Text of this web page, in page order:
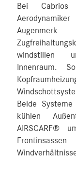
Bei
windstillen
Innenraum.
Beide
kühlen
AIRSCARF®